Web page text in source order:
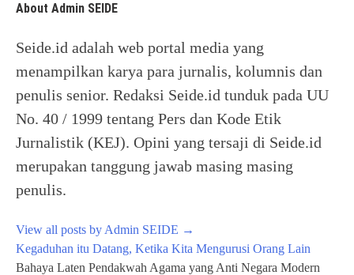
About Admin SEIDE
Seide.id adalah web portal media yang
menampilkan karya para jurnalis, kolumnis dan
penulis senior. Redaksi Seide.id tunduk pada UU
No. 40 / 1999 tentang Pers dan Kode Etik
Jurnalistik (KEJ). Opini yang tersaji di Seide.id
merupakan tanggung jawab masing masing
penulis.
View all posts by Admin SEIDE →
Post
navigation
Kegaduhan itu Datang, Ketika Kita Mengurusi Orang Lain
Bahaya Laten Pendakwah Agama yang Anti Negara Modern